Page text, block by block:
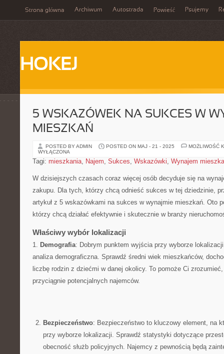
Strona główna Archiwum Autostrada Powieść Psujemy
HOKEJ
5 WSKAZÓWEK NA SUKCES W
MIESZKAŃ
POSTED BY ADMIN POSTED ON MAJ - 21 - 2025
MOŻLIWOŚĆ
WYŁĄCZONA
Tagi: mieszkania, Najem, Sukces, Wskazówki, Wynajem
W dzisiejszych czasach‌ coraz więcej ⁢osób decyduje ​się​ na
zakupu.‌ Dla tych, ‍którzy chcą‌ odnieść sukces w tej‍ dziedzinie,⁢
artykuł z 5 wskazówkami ​na sukces ‌w wynajmie​ mieszkań.⁤ Oto
którzy chcą działać efektywnie ​i skutecznie w branży
Właściwy wybór lokalizacji
1. Demografia:‌ Dobrym punktem wyjścia przy wyborze​
analiza⁢ demograficzna. Sprawdź średni wiek mieszkańców,​
liczbę rodzin z dziećmi w danej okolicy. ⁤To pomoże Ci
‍przyciągnie potencjalnych najemców.
Bezpieczeństwo: ​Bezpieczeństwo to kluczowy element, na
przy⁤ wyborze‍ lokalizacji. Sprawdź statystyki dotyczące
obecność służb policyjnych. Najemcy z ‌pewnością będą